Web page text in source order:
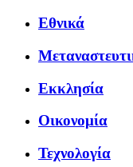
Εθνικά
Εκκλησία
Οικονομία
Τεχνολογία